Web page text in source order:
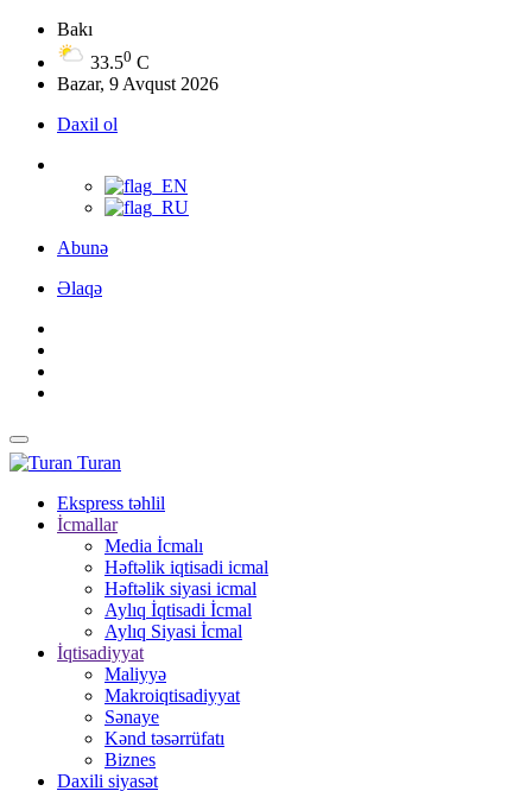
Bakı
33.50 C
Bazar, 9 Avqust 2026
Daxil ol
Abunə
Əlaqə
Turan
Ekspress təhlil
İcmallar
Media İcmalı
Həftəlik iqtisadi icmal
Həftəlik siyasi icmal
Aylıq İqtisadi İcmal
Aylıq Siyasi İcmal
İqtisadiyyat
Maliyyə
Makroiqtisadiyyat
Sənaye
Kənd təsərrüfatı
Biznes
Daxili siyasət